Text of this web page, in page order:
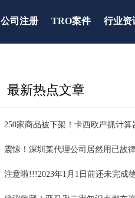
公司注册 TRO案件 行业资
最新热点文章